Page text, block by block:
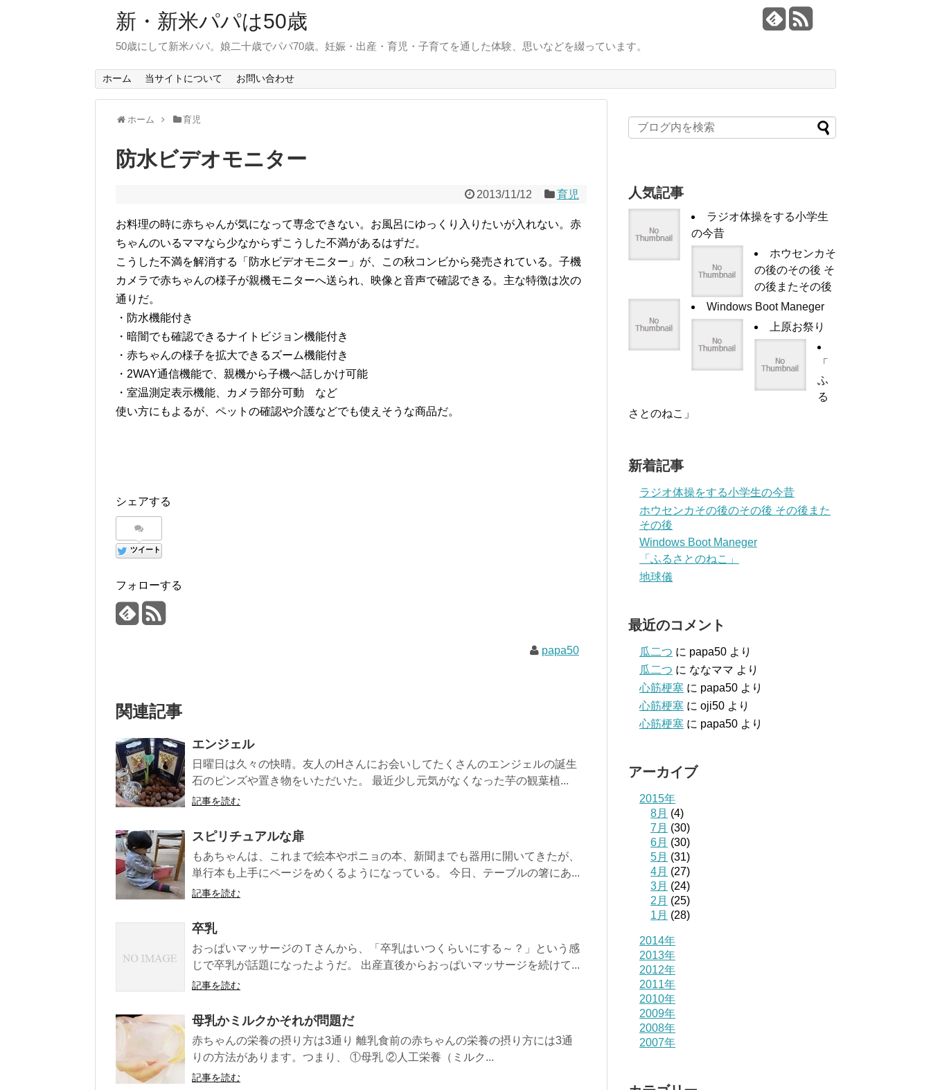
新・新米パパは50歳
50歳にして新米パパ。娘二十歳でパパ70歳。妊娠・出産・育児・子育てを通した体験、思いなどを綴っています。
ホーム 当サイトについて お問い合わせ
ホーム 育児
防水ビデオモニター
2013/11/12 育児
お料理の時に赤ちゃんが気になって専念できない。お風呂にゆっくり入りたいが入れない。赤
ちゃんのいるママなら少なからずこうした不満があるはずだ。
こうした不満を解消する「防水ビデオモニター」が、この秋コンビから発売されている。子機
カメラで赤ちゃんの様子が親機モニターへ送られ、映像と音声で確認できる。主な特徴は次の
通りだ。
・防水機能付き
・暗闇でも確認できるナイトビジョン機能付き
・赤ちゃんの様子を拡大できるズーム機能付き
・2WAY通信機能で、親機から子機へ話しかけ可能
・室温測定表示機能、カメラ部分可動 など
使い方にもよるが、ペットの確認や介護などでも使えそうな商品だ。
シェアする
ツイート
フォローする
papa50
関連記事
エンジェル
日曜日は久々の快晴。友人のHさんにお会いしてたくさんのエンジェルの誕生
石のピンズや置き物をいただいた。 最近少し元気がなくなった芋の観葉植...
記事を読む
スピリチュアルな扉
もあちゃんは、これまで絵本やポニョの本、新聞までも器用に開いてきたが、
単行本も上手にページをめくるようになっている。 今日、テーブルの箸にあ...
記事を読む
卒乳
おっぱいマッサージのＴさんから、「卒乳はいつくらいにする～？」という感
じで卒乳が話題になったようだ。 出産直後からおっぱいマッサージを続けて...
記事を読む
母乳かミルクかそれが問題だ
赤ちゃんの栄養の摂り方は3通り 離乳食前の赤ちゃんの栄養の摂り方には3通
りの方法があります。つまり、 ①母乳 ②人工栄養（ミルク...
記事を読む
人気記事
ラジオ体操をする小学生
の今昔
ホウセンカそ
の後のその後 そ
の後またその後
Windows Boot Maneger
上原お祭り
「
ふ
る
さとのねこ」
新着記事
ラジオ体操をする小学生の今昔
ホウセンカその後のその後 その後また
その後
Windows Boot Maneger
「ふるさとのねこ」
地球儀
最近のコメント
瓜二つ に papa50 より
瓜二つ に ななママ より
心筋梗塞 に papa50 より
心筋梗塞 に oji50 より
心筋梗塞 に papa50 より
アーカイブ
2015年
8月 (4)
7月 (30)
6月 (30)
5月 (31)
4月 (27)
3月 (24)
2月 (25)
1月 (28)
2014年
2013年
2012年
2011年
2010年
2009年
2008年
2007年